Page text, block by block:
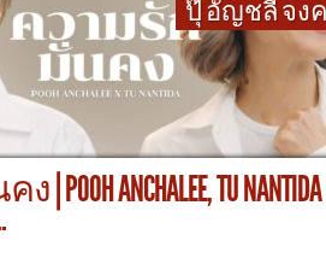
ปุ๊ อัญชลี จง
ANCHALEE, TU NANTIDA